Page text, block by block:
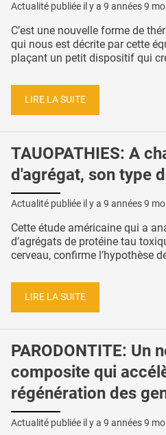
Actualité publiée il y a 9 années 9
C’est une nouvelle forme de
qui nous est décrite par cette
plaçant un petit dispositif qui
LIRE LA SUITE
TAUOPATHIES: A
d'agrégat, son type
Actualité publiée il y a 9 années 9
Cette étude américaine qui a
d’agrégats de protéine tau
cerveau, confirme l’hypothèse
LIRE LA SUITE
PARODONTITE: Un
composite qui
régénération des
Actualité publiée il y a 9 années 9